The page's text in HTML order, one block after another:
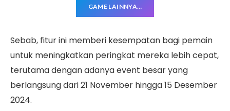
GAME LAINNYA…
Sebab, fitur ini memberi kesempatan bagi pemain
untuk meningkatkan peringkat mereka lebih cepat,
terutama dengan adanya event besar yang
berlangsung dari 21 November hingga 15 Desember
2024.